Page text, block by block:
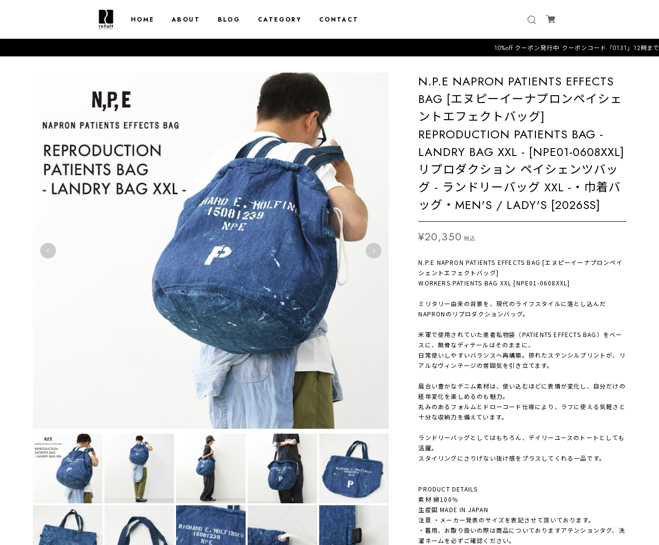
HOME ABOUT BLOG CATEGORY CONTACT
10%off クーポン発行中 クーポンコード「0131」12時までのオーダ
N.P.E NAPRON PATIENTS EFFECTS
BAG [エヌピーイーナプロンペイシェ
ントエフェクトバッグ]
REPRODUCTION PATIENTS BAG -
LANDRY BAG XXL - [NPE01-0608XXL]
リプロダクション ペイシェンツバッ
グ - ランドリーバッグ XXL -・巾着バ
ッグ・MEN'S / LADY'S [2026SS]
¥20,350 税込
N.P.E NAPRON PATIENTS EFFECTS BAG [エヌピーイーナプロンペイ
シェントエフェクトバッグ]
WORKERS PATIENTS BAG XXL [NPE01-0608XXL]
ミリタリー由来の背景を、現代のライフスタイルに落とし込んだ
NAPRONのリプロダクションバッグ。
米軍で使用されていた患者私物袋（PATIENTS EFFECTS BAG）をベー
スに、無骨なディテールはそのままに、
日常使いしやすいバランスへ再構築。掠れたステンシルプリントが、リ
アルなヴィンテージの雰囲気を引き立てます。
風合い豊かなデニム素材は、使い込むほどに表情が変化し、自分だけの
経年変化を楽しめるのも魅力。
丸みのあるフォルムとドローコード仕様により、ラフに使える気軽さと
十分な収納力を備えています。
ランドリーバッグとしてはもちろん、デイリーユースのトートとしても
活躍。
スタイリングにさりげない抜け感をプラスしてくれる一品です。
PRODUCT DETAILS
素材 綿100％
生産国 MADE IN JAPAN
注意 ・メーカー発表のサイズを表記させて頂いております。
・着用、お取り扱いの際は商品についておりますアテンションタグ、洗
濯ネームを必ずご確認ください。